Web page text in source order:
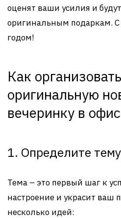
оценят ваши усилия и
оригинальным подаркам.
годом!
Как организовать
оригинальную
вечеринку в
1. Определите
Тема – это первый шаг к
настроение и украсит ваш
несколько идей: